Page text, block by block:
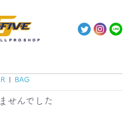
| BAG
せんでした